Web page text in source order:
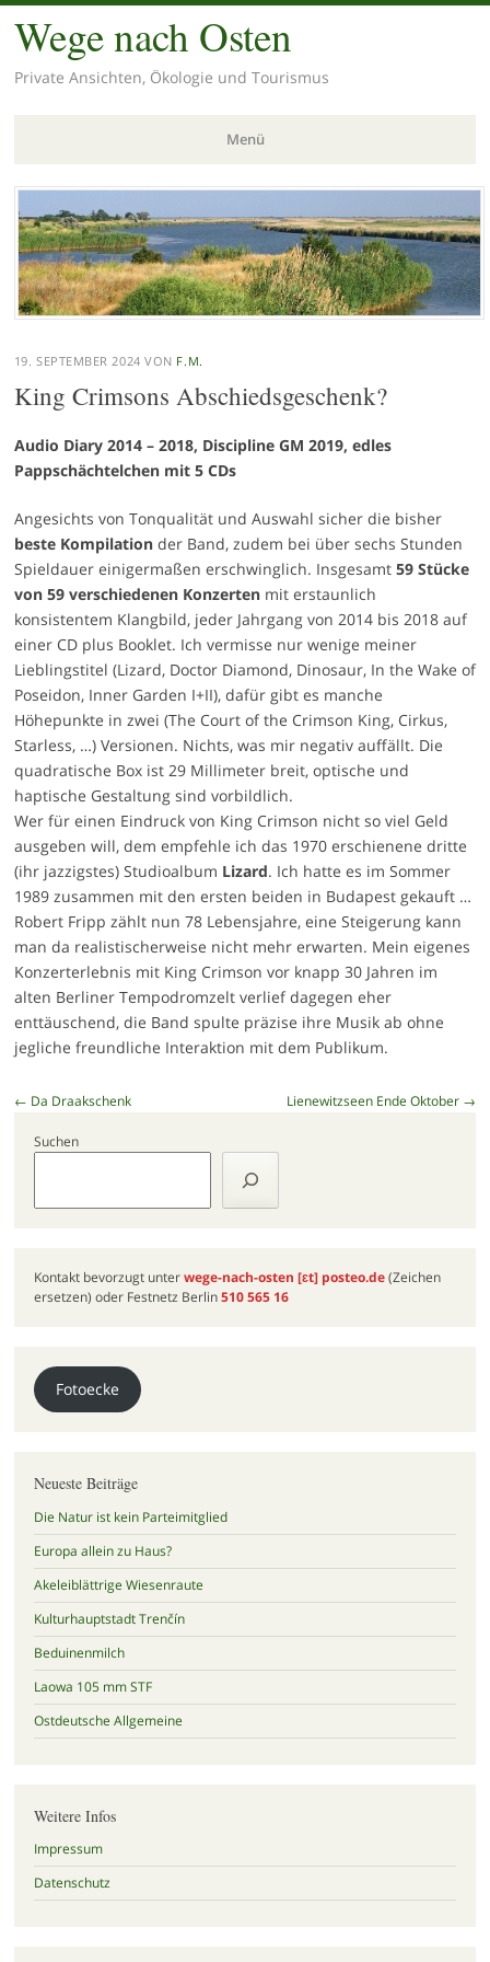
Wege nach Osten
Private Ansichten, Ökologie und Tourismus
Menü
Zum
Inhalt
springen
19. SEPTEMBER 2024 VON F.M.
King Crimsons Abschiedsgeschenk?
Audio Diary 2014 – 2018, Discipline GM 2019, edles
Pappschächtelchen mit 5 CDs
Angesichts von Tonqualität und Auswahl sicher die bisher
beste Kompilationder Band, zudem bei über sechs Stunden
Spieldauer einigermaßen erschwinglich. Insgesamt 59 Stücke
von 59 verschiedenen Konzertenmit erstaunlich
konsistentem Klangbild, jeder Jahrgang von 2014 bis 2018 auf
einer CD plus Booklet. Ich vermisse nur wenige meiner
Lieblingstitel (Lizard, Doctor Diamond, Dinosaur, In the Wake of
Poseidon, Inner Garden I+II), dafür gibt es manche
Höhepunkte in zwei (The Court of the Crimson King, Cirkus,
Starless, …) Versionen. Nichts, was mir negativ auffällt. Die
quadratische Box ist 29 Millimeter breit, optische und
haptische Gestaltung sind vorbildlich.
Wer für einen Eindruck von King Crimson nicht so viel Geld
ausgeben will, dem empfehle ich das 1970 erschienene dritte
(ihr jazzigstes) Studioalbum Lizard. Ich hatte es im Sommer
1989 zusammen mit den ersten beiden in Budapest gekauft …
Robert Fripp zählt nun 78 Lebensjahre, eine Steigerung kann
man da realistischerweise nicht mehr erwarten. Mein eigenes
Konzerterlebnis mit King Crimson vor knapp 30 Jahren im
alten Berliner Tempodromzelt verlief dagegen eher
enttäuschend, die Band spulte präzise ihre Musik ab ohne
jegliche freundliche Interaktion mit dem Publikum.
Beitragsnavigation
← Da Draakschenk Lienewitzseen Ende Oktober →
Suchen
Kontakt bevorzugt unterwege-nach-osten [ɛt]posteo.de(Zeichen
ersetzen) oder Festnetz Berlin510 565 16
Fotoecke
Neueste Beiträge
Die Natur ist kein Parteimitglied
Europa allein zu Haus?
Akeleiblättrige Wiesenraute
Kulturhauptstadt Trenčín
Beduinenmilch
Laowa 105 mm STF
Ostdeutsche Allgemeine
Weitere Infos
Impressum
Datenschutz